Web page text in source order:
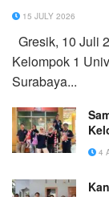
15 JULY 2026
Gresik, 10 Juli
Kelompok 1
Surabaya...
4